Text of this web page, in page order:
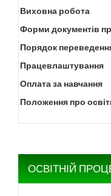
Виховна робота
Форми документів
Порядок
Працевлаштування
Оплата за навчання
Положення про
ОСВІТНІЙ